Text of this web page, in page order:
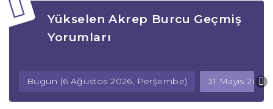
Yükselen Akrep Burcu Geçmiş
Yorumları
Bugün (6 Ağustos 2026, Perşembe) 31 Mayıs